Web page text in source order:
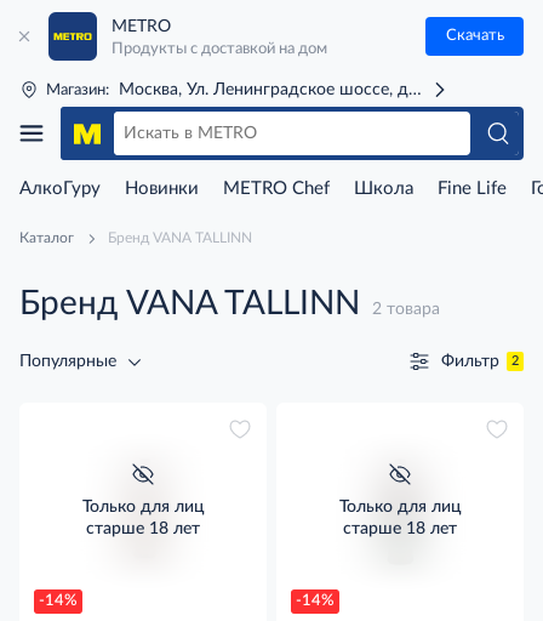
METRO
Продукты с доставкой на дом
Скачать
Магазин: Москва, Ул. Ленинградское шоссе, д. 71Г (м. Речной
АлкоГуру Новинки METRO Chef Школа Fine Life
Каталог Бренд VANA TALLINN
Бренд VANA TALLINN 2 товара
Популярные Фильтр 2
-14%
Только для лиц
старше 18 лет
-14%
Только для лиц
старше 18 лет